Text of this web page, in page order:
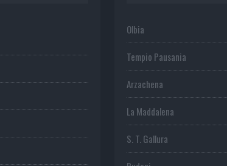
Olbia
Tempio Pausania
Arzachena
La Maddalena
S. T. Gallura